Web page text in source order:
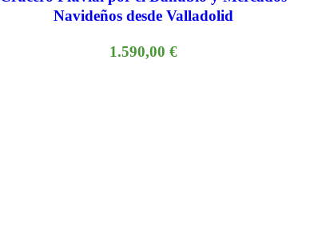
Navideños desde Valladolid
1.590,00 €